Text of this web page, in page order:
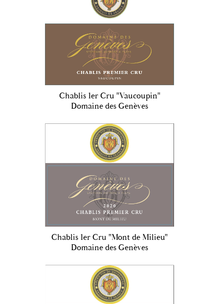
Chablis 1er Cru "Vaucoupin"
Domaine des Genèves
Chablis 1er Cru "Mont de Milieu"
Domaine des Genèves